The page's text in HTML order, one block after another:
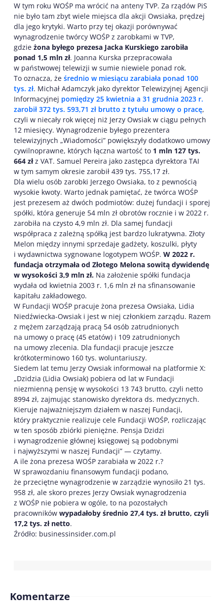
W tym roku WOŚP ma wrócić na anteny TVP. Za rządów PiS
nie było tam zbyt wiele miejsca dla akcji Owsiaka, prędzej
dla jego krytyki. Warto przy tej okazji porównywać
wynagrodzenie twórcy WOŚP z zarobkami w TVP,
gdzie żona byłego prezesa Jacka Kurskiego zarobiła
ponad 1,5 mln zł. Joanna Kurska przepracowała
w państwowej telewizji w sumie niewiele ponad rok.
To oznacza, że średnio w miesiącu zarabiała ponad 100
tys. zł. Michał Adamczyk jako dyrektor Telewizyjnej Agencji
Informacyjnej pomiędzy 25 kwietnia a 31 grudnia 2023 r.
zarobił 372 tys. 593,71 zł brutto z tytułu umowy o pracę,
czyli w niecały rok więcej niż Jerzy Owsiak w ciągu pełnych
12 miesięcy. Wynagrodzenie byłego prezentera
telewizyjnych „Wiadomości” powiększyły dodatkowo umowy
cywilnoprawne, których łączna wartość to 1 mln 127 tys.
664 złz VAT. Samuel Pereira jako zastępca dyrektora TAI
w tym samym okresie zarobił 439 tys. 755,17 zł.
Dla wielu osób zarobki Jerzego Owsiaka, to z pewnością
wysokie kwoty. Warto jednak pamiętać, że twórca WOŚP
jest prezesem aż dwóch podmiotów: dużej fundacji i sporej
spółki, która generuje 54 mln zł obrotów rocznie i w 2022 r.
zarobiła na czysto 4,9 mln zł. Dla samej fundacji
współpraca z zależną spółką jest bardzo lukratywna. Złoty
Melon między innymi sprzedaje gadżety, koszulki, płyty
i wydawnictwa sygnowane logotypem WOŚP. W 2022 r.
fundacja otrzymała od Złotego Melona sowitą dywidendę
w wysokości 3,9 mln zł. Na założenie spółki fundacja
wydała od kwietnia 2003 r. 1,6 mln zł na sfinansowanie
kapitału zakładowego.
W Fundacji WOŚP pracuje żona prezesa Owsiaka, Lidia
Niedźwiecka-Owsiak i jest w niej członkiem zarządu. Razem
z mężem zarządzają pracą 54 osób zatrudnionych
na umowy o pracę (45 etatów) i 109 zatrudnionych
na umowy zlecenia. Dla fundacji pracuje jeszcze
krótkoterminowo 160 tys. woluntariuszy.
Siedem lat temu Jerzy Owsiak informował na platformie X:
„Dzidzia (Lidia Owsiak) pobiera od lat w Fundacji
niezmienną pensję w wysokości 13 743 brutto, czyli netto
8994 zł, zajmując stanowisko dyrektora ds. medycznych.
Kieruje najważniejszym działem w naszej Fundacji,
który praktycznie realizuje cele Fundacji WOŚP, rozliczając
w ten sposób zbiórki pieniężne. Pensja Dzidzi
i wynagrodzenie głównej księgowej są podobnymi
i najwyższymi w naszej Fundacji” — czytamy.
A ile żona prezesa WOŚP zarabiała w 2022 r.?
W sprawozdaniu finansowym fundacji podano,
że przeciętne wynagrodzenie w zarządzie wynosiło 21 tys.
958 zł, ale skoro prezes Jerzy Owsiak wynagrodzenia
z WOŚP nie pobiera w ogóle, to na pozostałych
pracowników wypadałoby średnio 27,4 tys. zł brutto, czyli
17,2 tys. zł netto.
Źródło: businessinsider.com.pl
Komentarze